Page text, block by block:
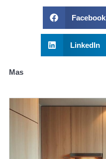
Facebook
LinkedIn
Mas